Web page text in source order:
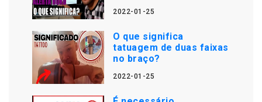
2022-01-25
O que significa
tatuagem de duas faixas
no braço?
2022-01-25